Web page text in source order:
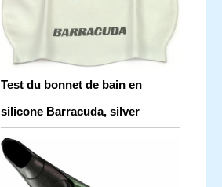
Test du bonnet de bain en
silicone Barracuda, silver